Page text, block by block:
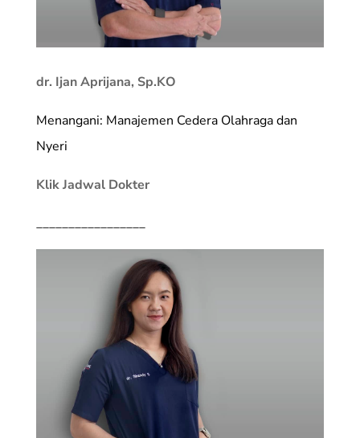
dr. Ijan Aprijana, Sp.KO
Menangani: Manajemen Cedera Olahraga dan
Nyeri
Klik Jadwal Dokter
_________________